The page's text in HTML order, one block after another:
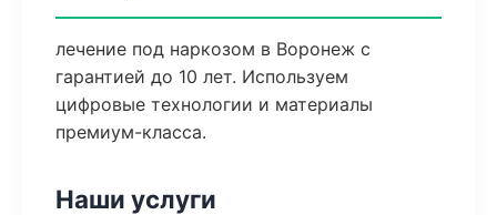
лечение под наркозом в Воронеж с
гарантией до 10 лет. Используем
цифровые технологии и материалы
премиум-класса.
Наши услуги